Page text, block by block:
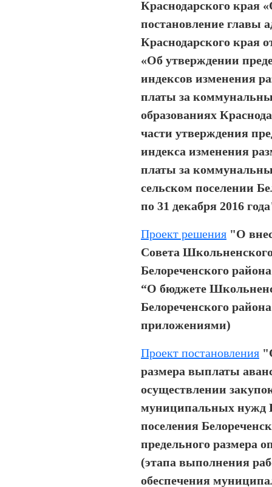
Краснодарского края
постановление главы
Краснодарского края
«Об утверждении
индексов изменения
платы за
образованиях
части утверждения
индекса изменения
платы за
сельском поселении
по 31 декабря 2016
Проект решения "О
Совета
Белореченского
“О бюджете
Белореченского
приложениями)
Проект постановления
размера выплаты
осуществлении
муниципальных нужд
поселения
предельного размера
(этапа выполнения
обеспечения